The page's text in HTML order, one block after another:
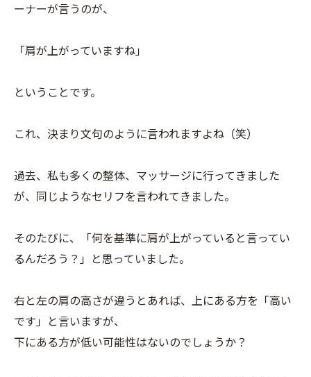
ーナーが言うのが、
「肩が上がっていますね」
ということです。
これ、決まり文句のように言われますよね（笑）
過去、私も多くの整体、マッサージに行ってきました
が、同じようなセリフを言われてきました。
そのたびに、「何を基準に肩が上がっていると言ってい
るんだろう？」と思っていました。
右と左の肩の高さが違うとあれば、上にある方を「高い
です」と言いますが、
下にある方が低い可能性はないのでしょうか？